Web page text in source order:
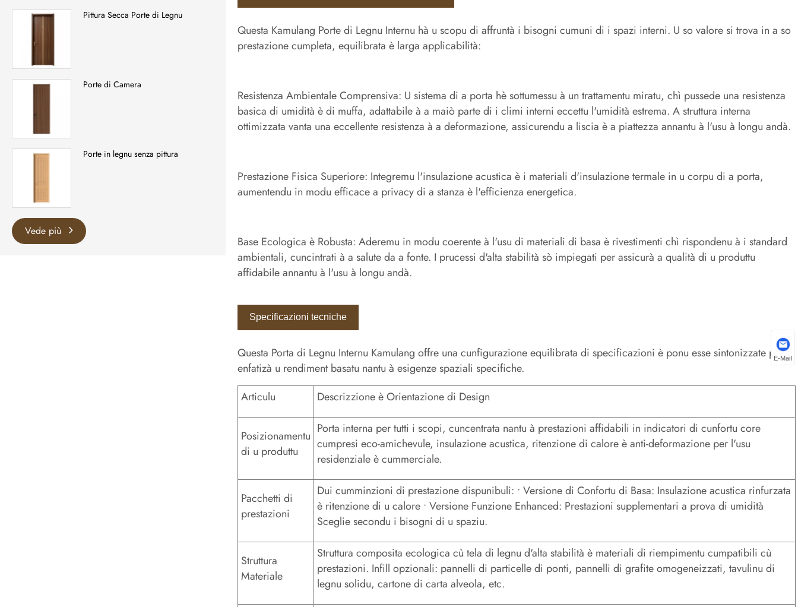
Pittura Secca Porte di Legnu
Porte di Camera
Porte in legnu senza pittura
Vede più
Questa Kamulang Porte di Legnu Internu hà u scopu di affruntà i bisogni cumuni di i spazi interni. U so valore si trova in a so
prestazione cumpleta, equilibrata è larga applicabilità:
Resistenza Ambientale Comprensiva: U sistema di a porta hè sottumessu à un trattamentu miratu, chì pussede una resistenza
basica di umidità è di muffa, adattabile à a maiò parte di i climi interni eccettu l'umidità estrema. A struttura interna
ottimizzata vanta una eccellente resistenza à a deformazione, assicurendu a liscia è a piattezza annantu à l'usu à longu andà.
Prestazione Fisica Superiore: Integremu l'insulazione acustica è i materiali d'insulazione termale in u corpu di a porta,
aumentendu in modu efficace a privacy di a stanza è l'efficienza energetica.
Base Ecologica è Robusta: Aderemu in modu coerente à l'usu di materiali di basa è rivestimenti chì rispondenu à i standard
ambientali, cuncintrati à a salute da a fonte. I prucessi d'alta stabilità sò impiegati per assicurà a qualità di u produttu
affidabile annantu à l'usu à longu andà.
Specificazioni tecniche
Questa Porta di Legnu Internu Kamulang offre una cunfigurazione equilibrata di specificazioni è ponu esse sintonizzate per
enfatizà u rendiment basatu nantu à esigenze spaziali specifiche.
Articulu
Descrizzione è Orientazione di Design
Posizionamentu
di u produttu
Porta interna per tutti i scopi, cuncentrata nantu à prestazioni affidabili in indicatori di cunfortu core
cumpresi eco-amichevule, insulazione acustica, ritenzione di calore è anti-deformazione per l'usu
residenziale è cummerciale.
Pacchetti di
prestazioni
Dui cumminzioni di prestazione dispunibuli: • Versione di Confortu di Basa: Insulazione acustica rinfurzata
è ritenzione di u calore • Versione Funzione Enhanced: Prestazioni supplementari a prova di umidità
Sceglie secondu i bisogni di u spaziu.
Struttura
Materiale
Struttura composita ecologica cù tela di legnu d'alta stabilità è materiali di riempimentu cumpatibili cù
prestazioni. Infill opzionali: pannelli di particelle di ponti, pannelli di grafite omogeneizzati, tavulinu di
legnu solidu, cartone di carta alveola, etc.
E-Mail